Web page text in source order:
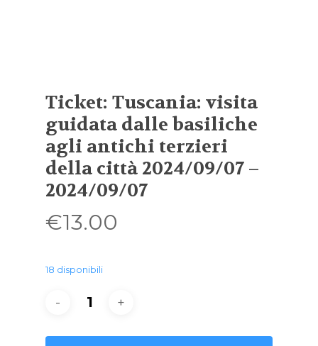
Ticket: Tuscania: visita
guidata dalle basiliche
agli antichi terzieri
della città 2024/09/07 –
2024/09/07
€13.00
18 disponibili